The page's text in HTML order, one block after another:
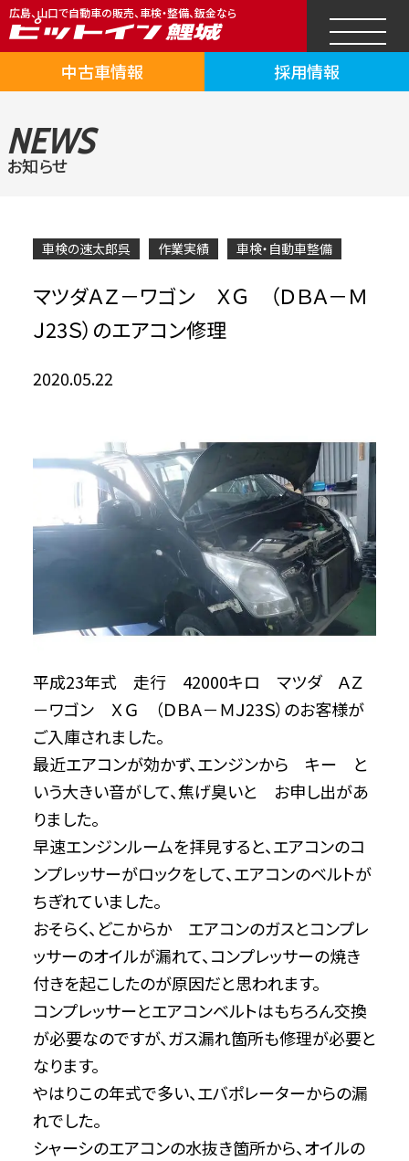
広島、山口で自動車の販売、車検・整備、鈑金なら
中古車情報 採用情報
NEWS
お知らせ
車検の速太郎呉 作業実績 車検・自動車整備
マツダＡＺ－ワゴン ＸＧ （ＤＢＡ－Ｍ
Ｊ23Ｓ）のエアコン修理
2020.05.22
平成23年式 走行 42000キロ マツダ ＡＺ
－ワゴン ＸＧ （ＤＢＡ－ＭＪ23Ｓ）のお客様が
ご入庫されました。
最近エアコンが効かず、エンジンから キー と
いう大きい音がして、焦げ臭いと お申し出があ
りました。
早速エンジンルームを拝見すると、エアコンのコ
ンプレッサーがロックをして、エアコンのベルトが
ちぎれていました。
おそらく、どこからか エアコンのガスとコンプレ
ッサーのオイルが漏れて、コンプレッサーの焼き
付きを起こしたのが原因だと思われます。
コンプレッサーとエアコンベルトはもちろん交換
が必要なのですが、ガス漏れ箇所も修理が必要と
なります。
やはりこの年式で多い、エバポレーターからの漏
れでした。
シャーシのエアコンの水抜き箇所から、オイルの